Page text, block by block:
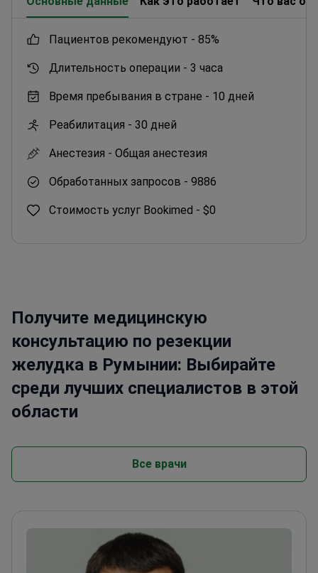
пациентов рекомендуют - 85%
Длительность операции - 3 часа
Время пребывания в стране - 10 дней
Реабилитация - 30 дней
Анестезия - Общая анестезия
Обработанных запросов - 9886
Стоимость услуг Bookimed - $0
Получите медицинскую
консультацию по резекции
желудка в Румынии: Выбирайте
среди лучших специалистов в этой
области
Все врачи